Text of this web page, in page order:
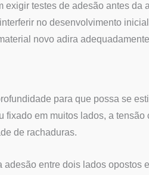
testes de adesão antes da
no desenvolvimento
novo adira adequadamente
para que possa se
fixado em muitos lados, a tensão
de rachaduras.
entre dois lados opostos